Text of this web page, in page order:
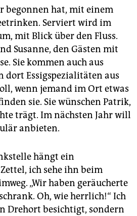
begonnen hat, mit einem
Serviert wird im
mit Blick über den Fluss.
Susanne, den Gästen mit
Sie kommen auch aus
dort Essig­spezialitäten aus
wenn jemand im Ort etwas
sie. Sie wünschen Patrik,
trägt. Im nächsten Jahr will
anbieten.
hängt ein
ich sehe ihn beim
„Wir haben geräucherte
Oh, wie herrlich!“ Ich
Drehort besichtigt, sondern